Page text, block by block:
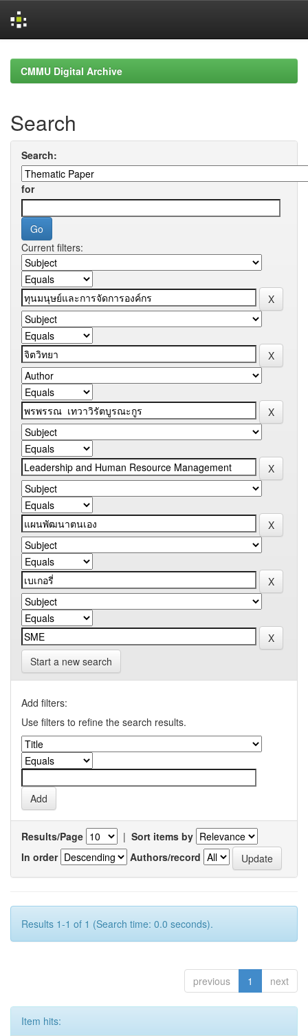
navigationCMMU Digital Archive
Search
Search:
for
Current filters:
Start a new search
Add filters:
Use filters to refine the search results.
Results/Page | Sort items by
In order
Authors/record
Results 1-1 of 1 (Search time: 0.0 seconds).
previous 1 next
Item hits: